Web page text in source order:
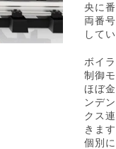
央に
両番
して
ボイ
制御
ほぼ
ンデ
クス
きま
個別